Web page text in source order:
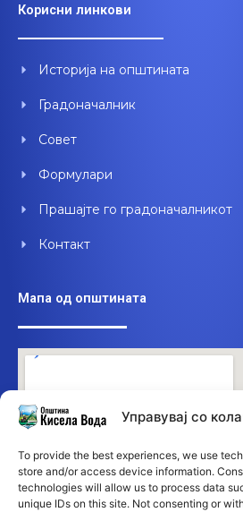
Управувај со
To provide the best experiences, we use
store and/or access device information.
technologies will allow us to process data
unique IDs on this site. Not consenting or
b
o
k
u
b
e
d
n
Корисни линкови
Историја на општината
Градоначалник
Совет
Формулари
Прашајте го градоначалникот
Контакт
Мапа од општината